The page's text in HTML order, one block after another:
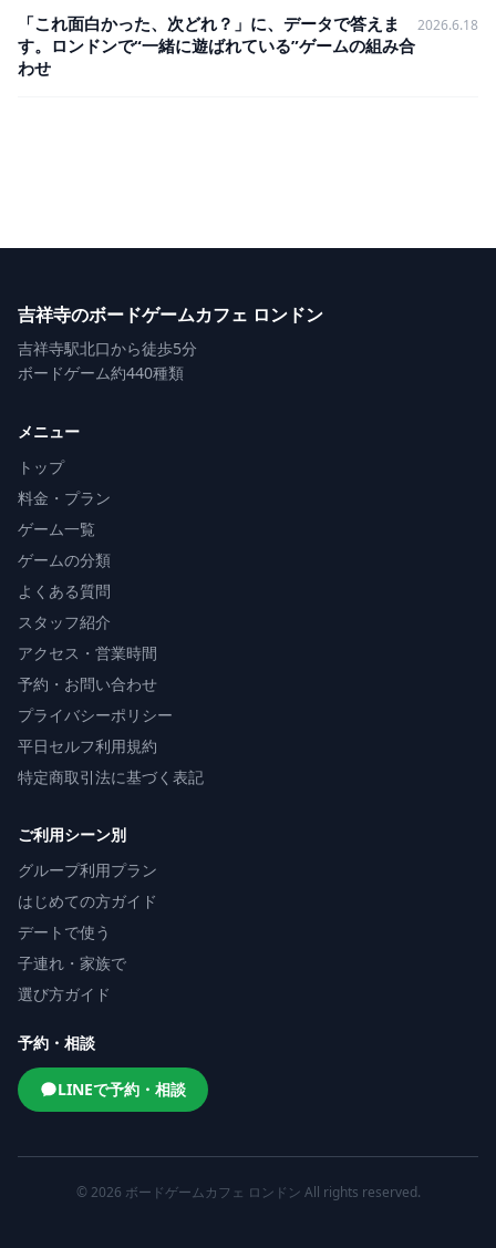
「これ面白かった、次どれ？」に、データで答えま
す。ロンドンで“一緒に遊ばれている”ゲームの組み合
わせ
2026.6.18
吉祥寺のボードゲームカフェ ロンドン
吉祥寺駅北口から徒歩5分
ボードゲーム約440種類
メニュー
トップ
料金・プラン
ゲーム一覧
ゲームの分類
よくある質問
スタッフ紹介
アクセス・営業時間
予約・お問い合わせ
プライバシーポリシー
平日セルフ利用規約
特定商取引法に基づく表記
ご利用シーン別
グループ利用プラン
はじめての方ガイド
デートで使う
子連れ・家族で
選び方ガイド
予約・相談
LINEで予約・相談
© 2026 ボードゲームカフェ ロンドン All rights reserved.